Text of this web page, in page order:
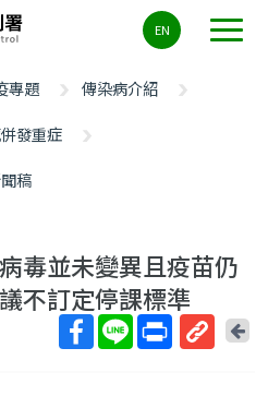
EN
專題
傳染病介紹
發重症
稿
毒並未變異且疫苗仍
不訂定停課標準
回